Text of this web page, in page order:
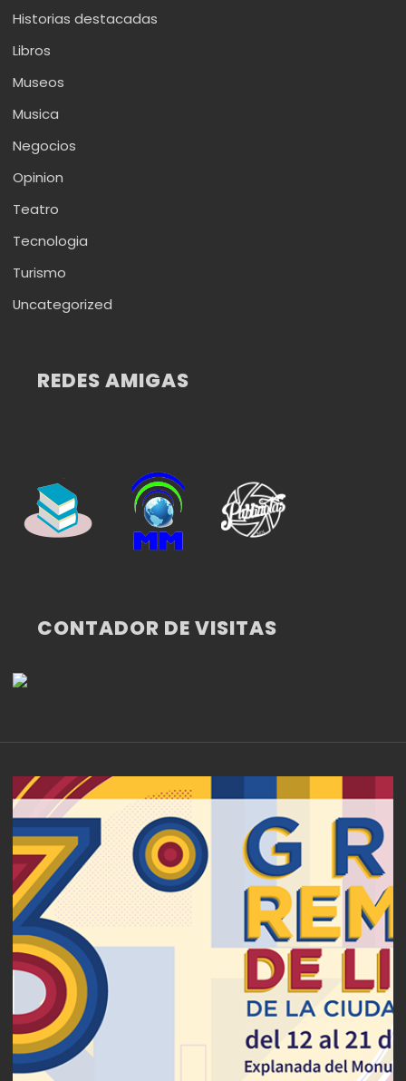
Historias destacadas
Libros
Museos
Musica
Negocios
Opinion
Teatro
Tecnologia
Turismo
Uncategorized
REDES AMIGAS
CONTADOR DE VISITAS